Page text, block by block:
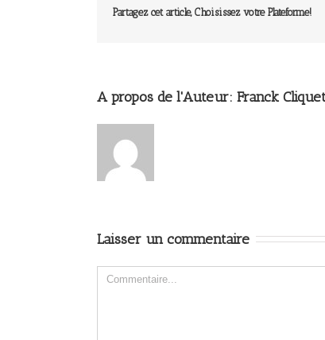
Partagez cet article, Choisissez votre Plateforme!
A propos de l'Auteur: Franck
Laisser un commentaire